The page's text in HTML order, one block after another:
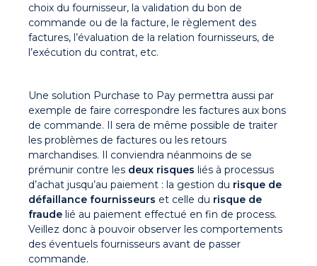
choix du fournisseur, la validation du bon de
commande ou de la facture, le règlement des
factures, l’évaluation de la relation fournisseurs, de
l’exécution du contrat, etc.
Une solution Purchase to Pay permettra aussi par
exemple de faire correspondre les factures aux bons
de commande. Il sera de même possible de traiter
les problèmes de factures ou les retours
marchandises. Il conviendra néanmoins de se
prémunir contre les deux risques liés à processus
d’achat jusqu’au paiement : la gestion du risque de
défaillance fournisseurs et celle du risque de
fraude lié au paiement effectué en fin de process.
Veillez donc à pouvoir observer les comportements
des éventuels fournisseurs avant de passer
commande.